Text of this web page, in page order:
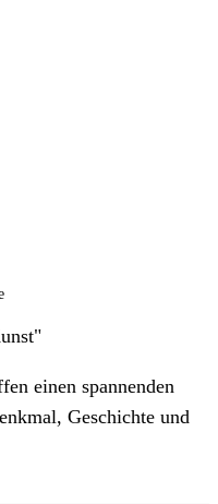
einen spannenden
Geschichte und